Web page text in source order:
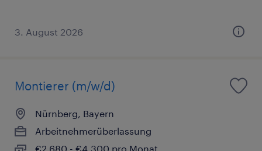
3. August 2026
Montierer (m/w/d)
Nürnberg, Bayern
Arbeitnehmerüberlassung
€2.680 - €4.300 pro Monat